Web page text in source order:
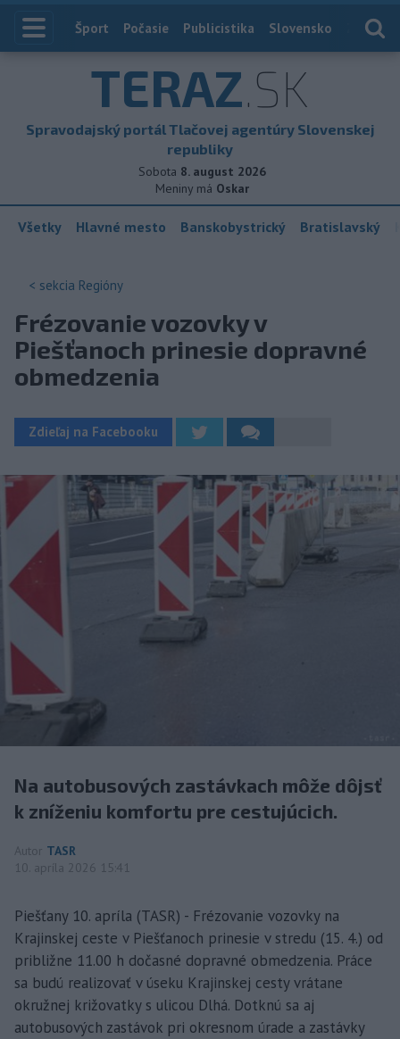
Index
Šport Počasie Publicistika Slovensko
TERAZ.SK
Spravodajský portál Tlačovej agentúry Slovenskej
republiky
Sobota 8. august 2026
Meniny má Oskar
Všetky Hlavné mesto Banskobystrický Bratislavský
< sekcia Regióny
Frézovanie vozovky v
Piešťanoch prinesie dopravné
obmedzenia
Zdieľaj na Facebooku
Na autobusových zastávkach môže dôjsť
k zníženiu komfortu pre cestujúcich.
Autor TASR
10. apríla 2026 15:41
Piešťany 10. apríla (TASR) - Frézovanie vozovky na
Krajinskej ceste v Piešťanoch prinesie v stredu (15. 4.) od
približne 11.00 h dočasné dopravné obmedzenia. Práce
sa budú realizovať v úseku Krajinskej cesty vrátane
okružnej križovatky s ulicou Dlhá. Dotknú sa aj
autobusových zastávok pri okresnom úrade a zastávky